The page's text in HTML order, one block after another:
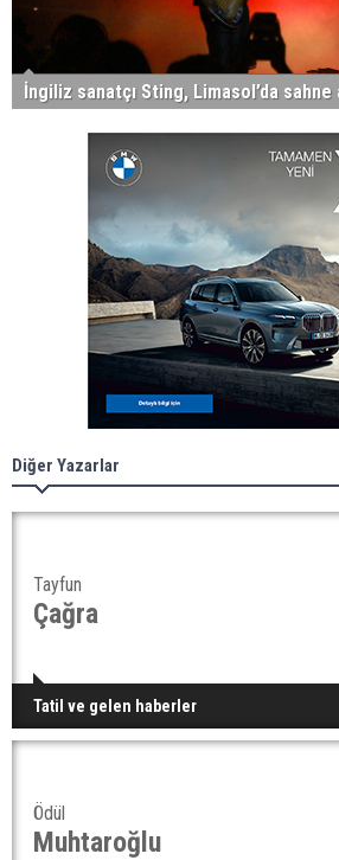
İngiliz sanatçı Sting, Limasol’da sahne
Diğer Yazarlar
Tayfun
Çağra
Tatil ve gelen haberler
Ödül
Muhtaroğlu